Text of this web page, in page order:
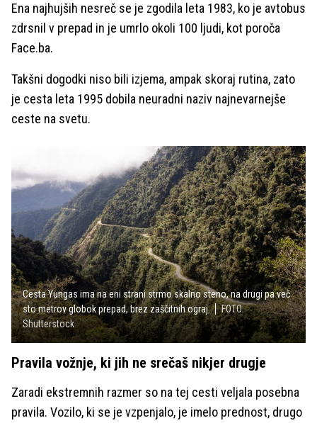
Ena najhujših nesreč se je zgodila leta 1983, ko je avtobus
zdrsnil v prepad in je umrlo okoli 100 ljudi, kot poroča
Face.ba.
Takšni dogodki niso bili izjema, ampak skoraj rutina, zato
je cesta leta 1995 dobila neuradni naziv najnevarnejše
ceste na svetu.
Cesta Yungas ima na eni strani strmo skalno steno, na drugi pa več
sto metrov globok prepad, brez zaščitnih ograj.
FOTO:
Shutterstock
Pravila vožnje, ki jih ne srečaš nikjer drugje
Zaradi ekstremnih razmer so na tej cesti veljala posebna
pravila. Vozilo, ki se je vzpenjalo, je imelo prednost, drugo